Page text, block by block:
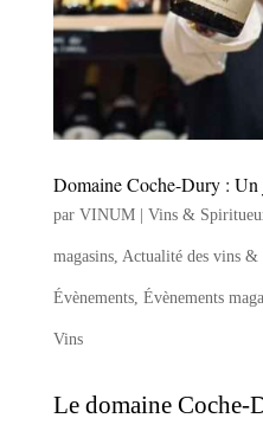
Domaine Coche-Dury :
par VINUM | Vins &
magasins, Actualité des vins &
Évènements, Évènements
Vins
Le domaine Coche-